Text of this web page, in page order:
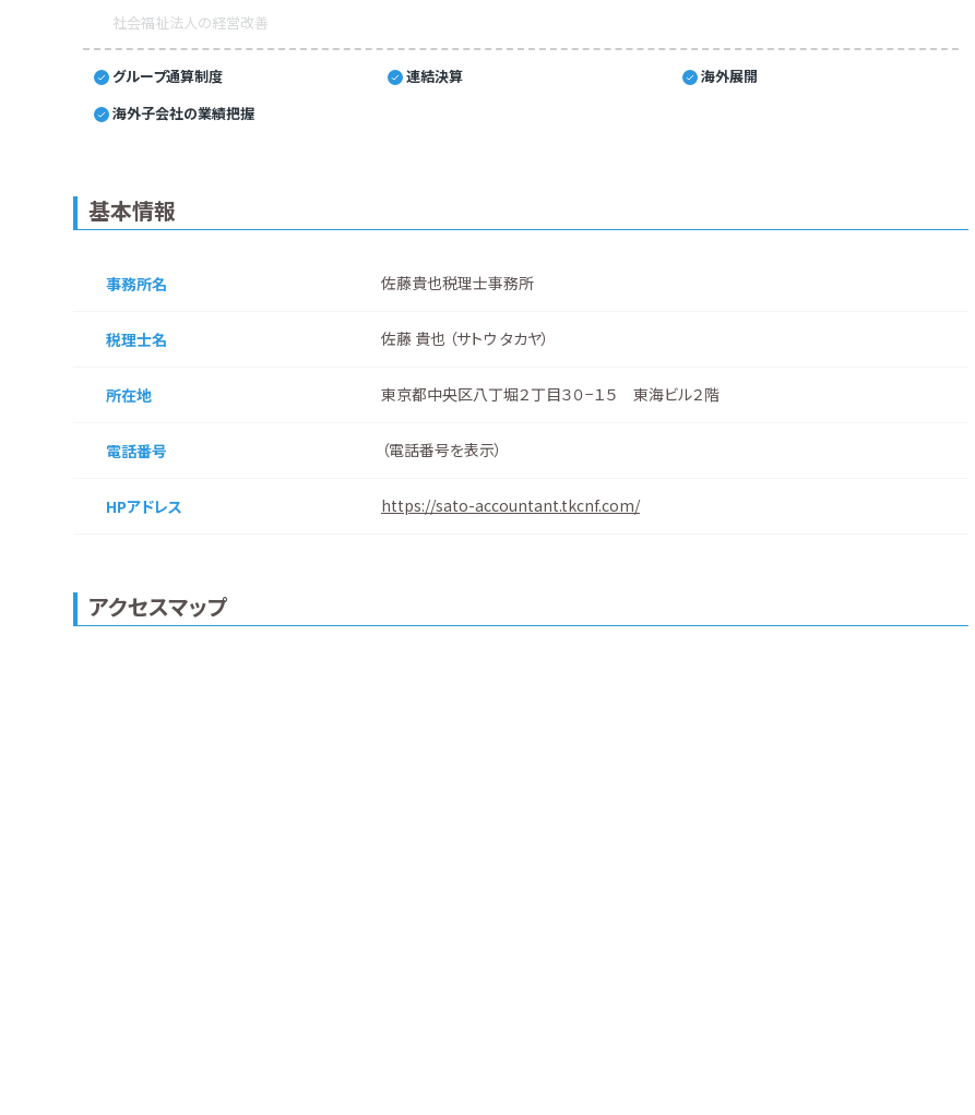
社会福祉法人の経営改善
グループ通算制度 連結決算
海外展開
海外子会社の業績把握
基本情報
事務所名 佐藤貴也税理士事務所
税理士名 佐藤 貴也 （サトウ タカヤ）
所在地 東京都中央区八丁堀２丁目３０−１５ 東海ビル２階
電話番号 （電話番号を表示）
HPアドレス https://sato-accountant.tkcnf.com/
アクセスマップ